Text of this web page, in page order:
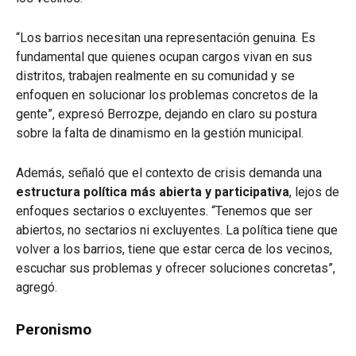
“Los barrios necesitan una representación genuina. Es
fundamental que quienes ocupan cargos vivan en sus
distritos, trabajen realmente en su comunidad y se
enfoquen en solucionar los problemas concretos de la
gente”, expresó Berrozpe, dejando en claro su postura
sobre la falta de dinamismo en la gestión municipal.
Además, señaló que el contexto de crisis demanda una
estructura política más abierta y participativa, lejos de
enfoques sectarios o excluyentes. “Tenemos que ser
abiertos, no sectarios ni excluyentes. La política tiene que
volver a los barrios, tiene que estar cerca de los vecinos,
escuchar sus problemas y ofrecer soluciones concretas”,
agregó.
Peronismo